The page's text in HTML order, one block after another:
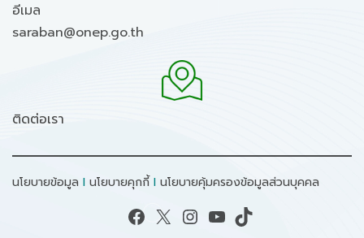
อีเมล
saraban@onep.go.th
ติดต่อเรา
นโยบายข้อมูล I นโยบายคุกกี้ I นโยบายคุ้มครองข้อมูลส่วนบุคคล
Facebook X Instagram YouTube TikTok